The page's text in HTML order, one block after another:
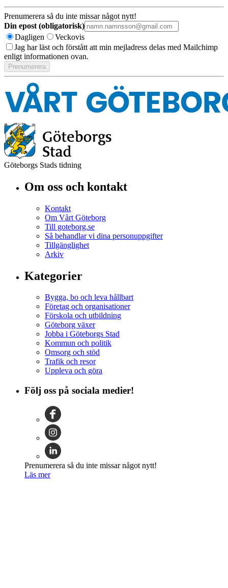
Prenumerera så du inte missar något nytt!
Din epost (obligatorisk)
Dagligen
Veckovis
Jag har läst och förstått att min mejladress delas med Mailchimp
enligt informationen ovan.
Göteborgs Stads tidning
Om oss och kontakt
Kontakt
Om Vårt Göteborg
Till goteborg.se
Så behandlar vi dina personuppgifter
Tillgänglighet
Arkiv
Kategorier
Bygga, bo och leva hållbart
Företag och organisationer
Förskola och utbildning
Göteborg växer
Jobba i Göteborgs Stad
Kommun och politik
Omsorg och stöd
Trafik och resor
Uppleva och göra
Följ oss på sociala medier!
Prenumerera så du inte missar något nytt!
Läs mer